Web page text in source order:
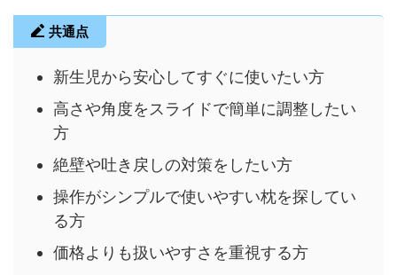
共通点
新生児から安心してすぐに使いたい方
高さや角度をスライドで簡単に調整したい
方
絶壁や吐き戻しの対策をしたい方
操作がシンプルで使いやすい枕を探してい
る方
価格よりも扱いやすさを重視する方